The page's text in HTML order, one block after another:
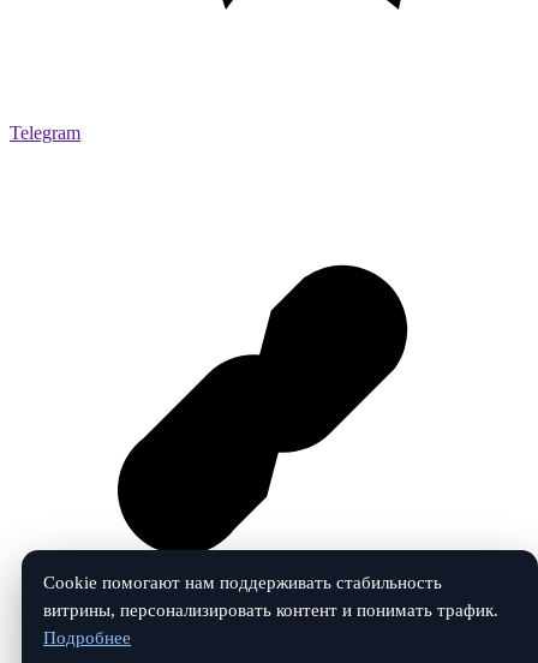
Telegram
Cookie помогают нам поддерживать стабильность
витрины, персонализировать контент и понимать трафик.
Подробнее